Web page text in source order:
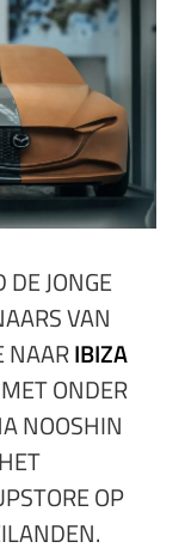
JONGE
VAN
NAARIBIZA
ONDER
NOOSHIN
HET
OP